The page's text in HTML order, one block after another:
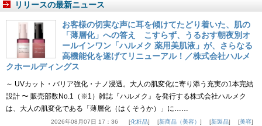
リリースの最新ニュース
お客様の切実な声に耳を傾けてたどり着いた、肌の
「薄層化」への答え こすらず、うるおす朝夜別オ
ールインワン「ハルメク 薬用美肌液」が、さらなる
高機能化を遂げてリニューアル！／株式会社ハルメ
クホールディングス
～ UVカット・バリア強化・ナノ浸透。大人の肌変化に寄り添う充実の1本完結
設計 〜 販売部数No.1（※1）雑誌『ハルメク』を発行する株式会社ハルメク
は、大人の肌変化である「薄層化（はくそうか）」に……
2026年08月07日 17：36 化粧品 新商品（美容） 新製品 美容